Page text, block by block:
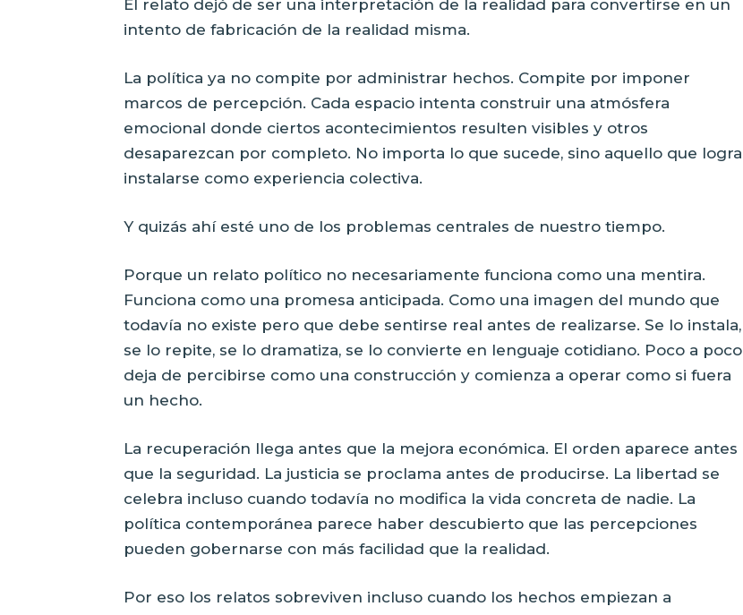
El relato dejó de ser una interpretación de la realidad para convertirse en un
intento de fabricación de la realidad misma.
La política ya no compite por administrar hechos. Compite por imponer
marcos de percepción. Cada espacio intenta construir una atmósfera
emocional donde ciertos acontecimientos resulten visibles y otros
desaparezcan por completo. No importa lo que sucede, sino aquello que logra
instalarse como experiencia colectiva.
Y quizás ahí esté uno de los problemas centrales de nuestro tiempo.
Porque un relato político no necesariamente funciona como una mentira.
Funciona como una promesa anticipada. Como una imagen del mundo que
todavía no existe pero que debe sentirse real antes de realizarse. Se lo instala,
se lo repite, se lo dramatiza, se lo convierte en lenguaje cotidiano. Poco a poco
deja de percibirse como una construcción y comienza a operar como si fuera
un hecho.
La recuperación llega antes que la mejora económica. El orden aparece antes
que la seguridad. La justicia se proclama antes de producirse. La libertad se
celebra incluso cuando todavía no modifica la vida concreta de nadie. La
política contemporánea parece haber descubierto que las percepciones
pueden gobernarse con más facilidad que la realidad.
Por eso los relatos sobreviven incluso cuando los hechos empiezan a